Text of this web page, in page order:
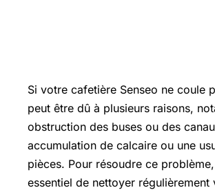
Si votre cafetière Senseo ne coule
peut être dû à plusieurs raisons,
obstruction des buses ou des
accumulation de calcaire ou une
pièces. Pour résoudre ce
essentiel de nettoyer régulièrement